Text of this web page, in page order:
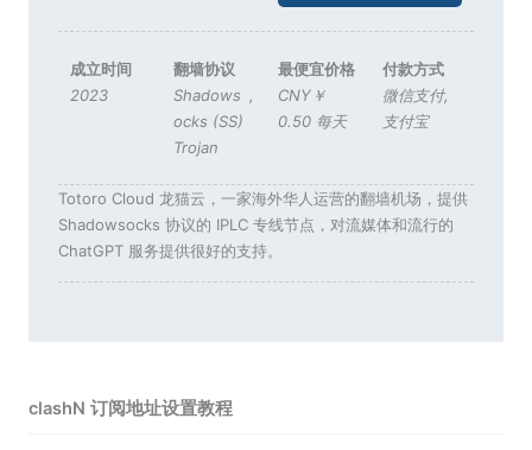
成立时间
2023
翻墙协议
Shadows
ocks (SS)
,
Trojan
最便宜价格
CNY￥
0.50 每天
付款方式
微信支付,
支付宝
Totoro Cloud 龙猫云，一家海外华人运营的翻墙机场，提供
Shadowsocks 协议的 IPLC 专线节点，对流媒体和流行的
ChatGPT 服务提供很好的支持。
clashN 订阅地址设置教程